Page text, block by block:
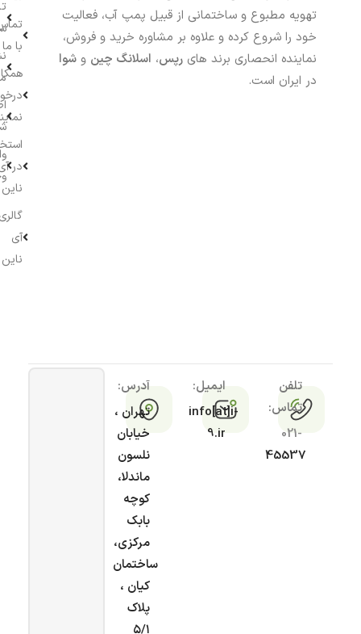
تهویه مطبوع و ساختمانی از قبیل پمپ آب، فعالیت
خود را شروع کرده و علاوه بر مشاوره خرید و فروش،
نماینده انحصاری برند های رپس، اسلانگ چین و شوا
در ایران است.
با ما
در
ناین
آی
ناین
تلفن
تماس:
021-
45537
ایمیل:
info[at]i-
9.ir
آدرس:
تهران ،
خیابان
نلسون
ماندلا،
کوچه
بابک
مرکزی،
ساختمان
کیان ،
پلاک
۵/۱